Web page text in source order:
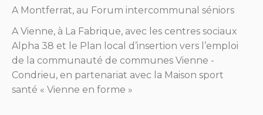
A Montferrat, au Forum intercommunal séniors
A Vienne, à La Fabrique, avec les centres sociaux
Alpha 38 et le Plan local d’insertion vers l’emploi
de la communauté de communes Vienne -
Condrieu, en partenariat avec la Maison sport
santé « Vienne en forme »